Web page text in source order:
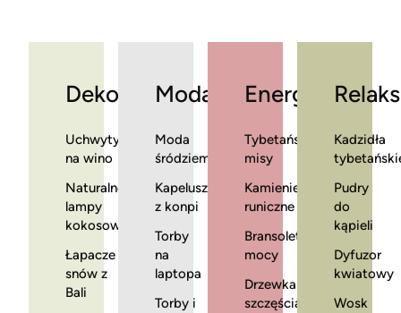
Dekoracje
Uchwyty
na wino
Naturalne
lampy
kokosowe
Łapacze
snów z
Bali
Moda
Moda
śródziemnomorska
Kapelusze
z konpi
Torby
na
laptopa
Torby i
Energia
Tybetańskie
misy
Kamienie
runiczne
Bransoletki
mocy
Drzewka
szczęścia
Relaks
Kadzidła
Pudry
do
kąpieli
Dyfuzor
kwiatowy
Wosk